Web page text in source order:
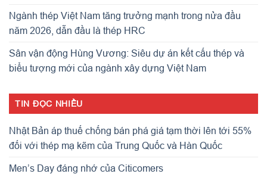
Ngành thép Việt Nam tăng trưởng mạnh trong nửa đầu
năm 2026, dẫn đầu là thép HRC
Sân vận động Hùng Vương: Siêu dự án kết cấu thép và
biểu tượng mới của ngành xây dựng Việt Nam
TIN ĐỌC NHIỀU
Nhật Bản áp thuế chống bán phá giá tạm thời lên tới 55%
đối với thép mạ kẽm của Trung Quốc và Hàn Quốc
Men’s Day đáng nhớ của Citicomers